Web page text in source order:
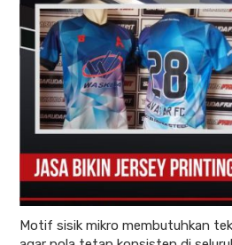
Motif sisik mikro membutuhkan